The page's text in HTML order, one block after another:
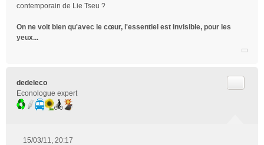
contemporain de Lie Tseu ?
On ne voit bien qu'avec le cœur, l'essentiel est invisible, pour les
yeux...
dedeleco
Econologue expert
15/03/11, 20:17